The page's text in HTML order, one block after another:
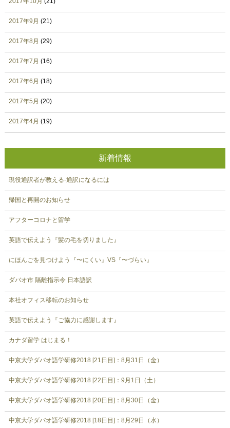
2017年9月 (21)
2017年8月 (29)
2017年7月 (16)
2017年6月 (18)
2017年5月 (20)
2017年4月 (19)
新着情報
現役通訳者が教える-通訳になるには
帰国と再開のお知らせ
アフターコロナと留学
英語で伝えよう『髪の毛を切りました』
にほんごを見つけよう『〜にくい』VS『〜づらい』
ダバオ市 隔離指示令 日本語訳
本社オフィス移転のお知らせ
英語で伝えよう『ご協力に感謝します』
カナダ留学 はじまる！
中京大学ダバオ語学研修2018 [21日目]：8月31日（金）
中京大学ダバオ語学研修2018 [22日目]：9月1日（土）
中京大学ダバオ語学研修2018 [20日目]：8月30日（金）
中京大学ダバオ語学研修2018 [18日目]：8月29日（水）